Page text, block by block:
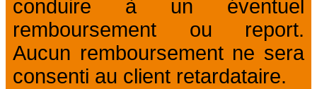
conduire à un éventuel
remboursement ou report.
Aucun remboursement ne sera
consenti au client retardataire.